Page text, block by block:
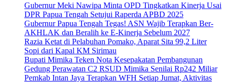
Luka,
dan
12
Rumah
Dibakar
Bentrokan
Maut
Gubernur Meki Nawipa Minta OPD Tingkatkan Kinerja Usai
DPR Papua Tengah Setujui Raperda APBD 2025
Gubernur Papua Tengah Tegas! ASN Wajib Terapkan Ber-
AKHLAK dan Beralih ke E-Kinerja Sebelum 2027
Razia Ketat di Pelabuhan Pomako, Aparat Sita 99,2 Liter
Sopi dari Kapal KM Sirimau
Bupati Mimika Teken Nota Kesepakatan Pembangunan
Gedung Perawatan C2 RSUD Mimika Senilai Rp242 Miliar
Pemkab Intan Jaya Terapkan WFH Setiap Jumat, Aktivitas